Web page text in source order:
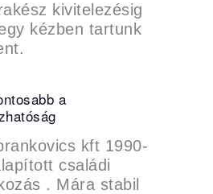
kivitelezésig
kézben tartunk
a
kft 1990-
családi
. Mára stabil